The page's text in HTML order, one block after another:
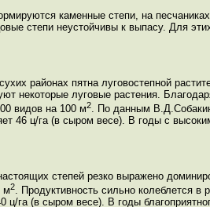
каменные степи, на
степи неустойчивы к выпасу. Для
районах пятна луговостепной
некоторые луговые растения.
видов на 100 м2
. По данным
46 ц/га (в сыром весе). В годы с
степей резко выражено
м2. Продуктивность сильно колеблется в
ц/га (в сыром весе). В годы